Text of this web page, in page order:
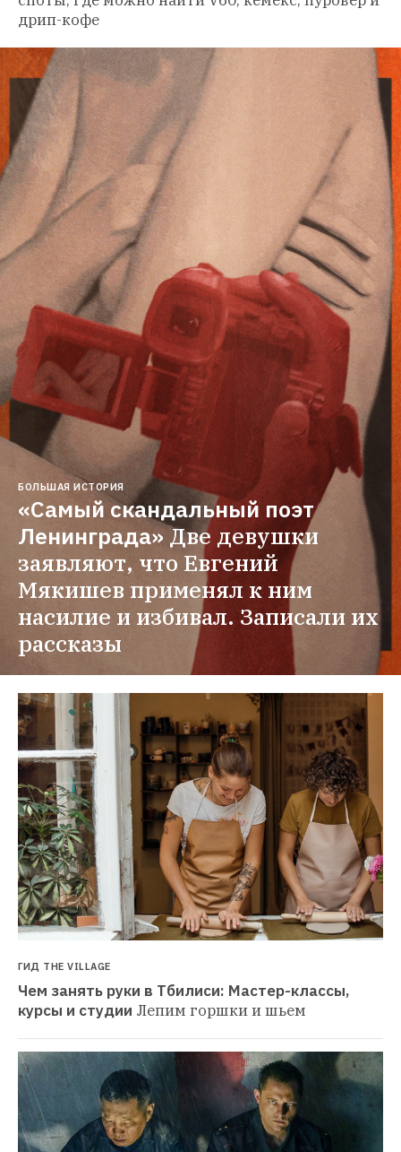
дрип-кофе
БОЛЬШАЯ ИСТОРИЯ
«Самый скандальный поэт
Ленинграда»Две девушки
заявляют, что Евгений
Мякишев применял к ним
насилие и избивал. Записали их
рассказы
ГИД THE VILLAGE
Чем занять руки в Тбилиси: Мастер-классы,
курсы и студии Лепим горшки и шьем